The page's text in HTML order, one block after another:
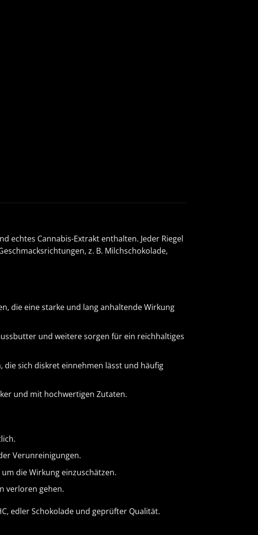
echtes Cannabis-Extrakt enthalten. Jeder Riegel
z. B. Milchschokolade,
die eine starke und lang anhaltende Wirkung
und weitere sorgen für ein reichhaltiges
die sich diskret einnehmen lässt und häufig
und mit hochwertigen Zutaten.
Verunreinigungen.
die Wirkung einzuschätzen.
verloren gehen.
edler Schokolade und geprüfter Qualität.